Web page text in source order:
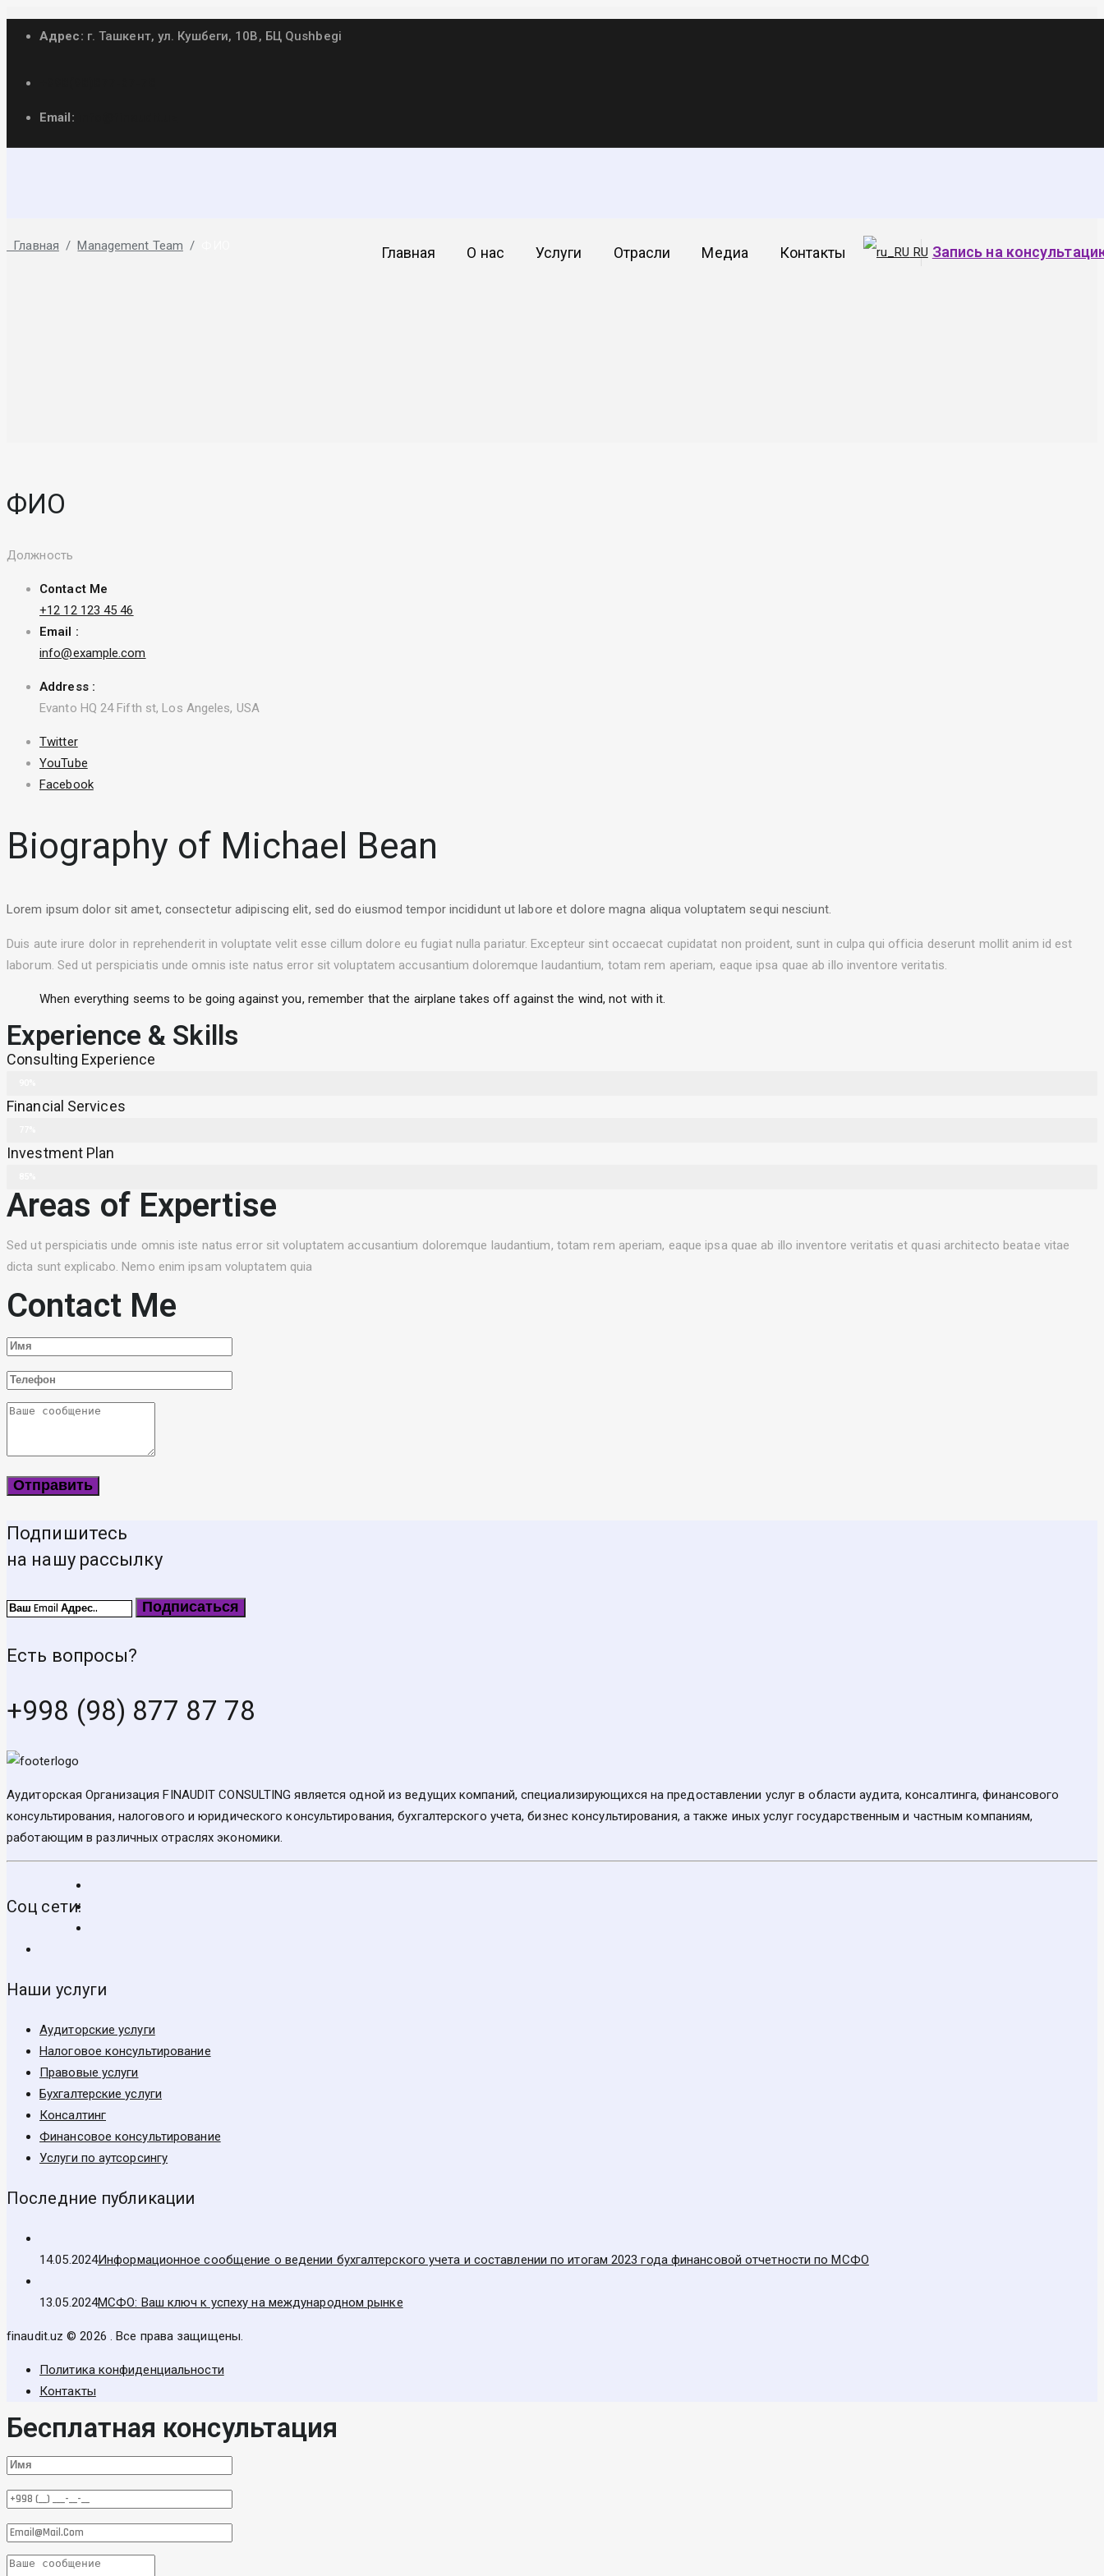
Адрес: г. Ташкент, ул. Кушбеги, 10B, БЦ Qushbegi
Email:
Запись на
Главная О нас Услуги Отрасли Медиа Контакты RU
Главная /Management Team /
ФИО
Должность
Contact Me
+12 12 123 45 46
Email :
info@example.com
Address :
Evanto HQ 24 Fifth st, Los Angeles, USA
Twitter
YouTube
Facebook
Biography of Michael Bean
Lorem ipsum dolor sit amet, consectetur adipiscing elit, sed do eiusmod tempor incididunt ut labore et dolore magna aliqua voluptatem sequi nesciunt.
Duis aute irure dolor in reprehenderit in voluptate velit esse cillum dolore eu fugiat nulla pariatur. Excepteur sint occaecat cupidatat non proident, sunt in culpa qui officia deserunt mollit anim id est
laborum. Sed ut perspiciatis unde omnis iste natus error sit voluptatem accusantium doloremque laudantium, totam rem aperiam, eaque ipsa quae ab illo inventore veritatis.
When everything seems to be going against you, remember that the airplane takes off against the wind, not with it.
Experience & Skills
Consulting Experience
Financial Services
Investment Plan
Areas of Expertise
Sed ut perspiciatis unde omnis iste natus error sit voluptatem accusantium doloremque laudantium, totam rem aperiam, eaque ipsa quae ab illo inventore veritatis et quasi architecto beatae vitae
dicta sunt explicabo. Nemo enim ipsam voluptatem quia
Contact Me
Подпишитесь
на нашу рассылку
Подписаться
Есть вопросы?
+998 (98) 877 87 78
Аудиторская Организация FINAUDIT CONSULTING является одной из ведущих компаний, специализирующихся на предоставлении услуг в области аудита, консалтинга, финансового
консультирования, налогового и юридического консультирования, бухгалтерского учета, бизнес консультирования, а также иных услуг государственным и частным компаниям,
работающим в различных отраслях экономики.
Соц сети:
Наши услуги
Аудиторские услуги
Налоговое консультирование
Правовые услуги
Бухгалтерские услуги
Консалтинг
Финансовое консультирование
Услуги по аутсорсингу
Последние публикации
14.05.2024Информационное сообщение о ведении бухгалтерского учета и составлении по итогам 2023 года финансовой отчетности по МСФО
13.05.2024МСФО: Ваш ключ к успеху на международном рынке
finaudit.uz © 2026 . Все права защищены.
Политика конфиденциальности
Контакты
Бесплатная консультация